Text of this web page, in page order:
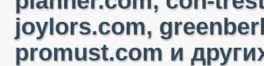
joylors.com,
promust.com и